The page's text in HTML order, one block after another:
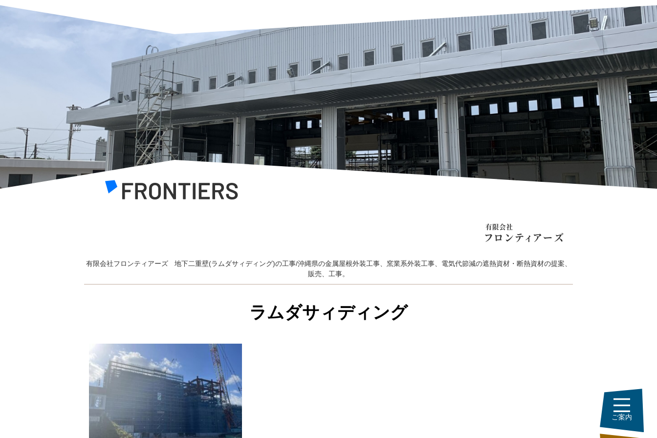
ご案内
有限会社フロンティアーズ
地下二重壁(ラムダサィディング)の工事/沖縄県の金属屋根外装工事、窯業系外装工事、電気代節減の遮熱資材・断熱資材の提案、
販売、工事。
ラムダサィディング